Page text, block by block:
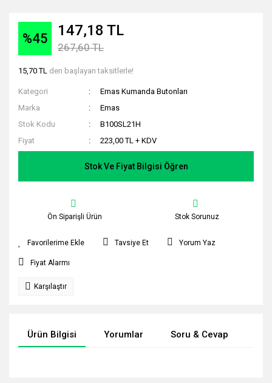
%45 147,18 TL
267,60 TL
15,70 TL den başlayan taksitlerle!
Kategori
Emas Kumanda Butonları
Marka
Emas
Stok Kodu
B100SL21H
Fiyat
223,00 TL + KDV
Stok Ve Fiyat Bilgisi Öğren
Ön Siparişli Ürün Stok Sorunuz
Tavsiye Et Yorum Yaz
Fiyat Alarmı
Karşılaştır
Ürün Bilgisi Yorumlar Soru & Cevap